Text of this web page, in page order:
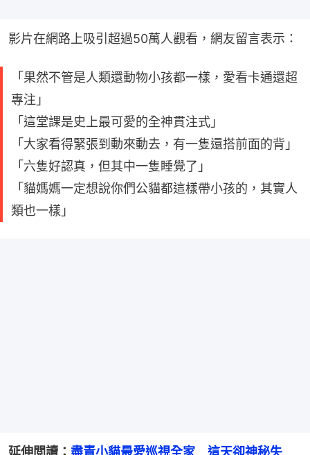
影片在網路上吸引超過50萬人觀看，網友留言表示：
「果然不管是人類還動物小孩都一樣，愛看卡通還超
專注」
「這堂課是史上最可愛的全神貫注式」
「大家看得緊張到動來動去，有一隻還搭前面的背」
「六隻好認真，但其中一隻睡覺了」
「貓媽媽一定想說你們公貓都這樣帶小孩的，其實人
類也一樣」
延伸閲讀： 盡責小貓最愛巡視全家　這天卻神秘失